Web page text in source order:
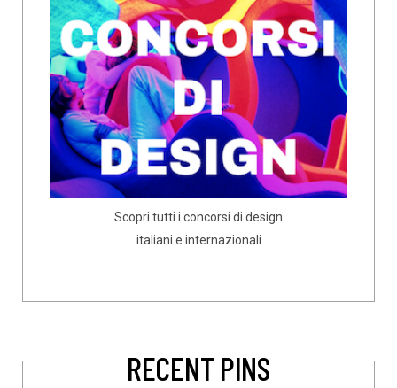
Scopri tutti i concorsi di design
italiani e internazionali
RECENT PINS